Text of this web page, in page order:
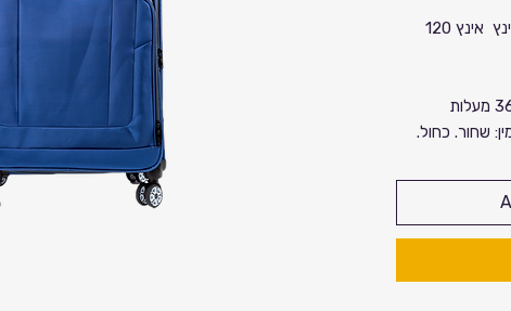
מזוודה משפחתית בגודל 29 אינץ אינץ 120
שחור. כחול.
מידות: גובה 79 ס"מ, רוחב 50 ס"מ, עומק
מותג מקורי swissdigital design עם
.